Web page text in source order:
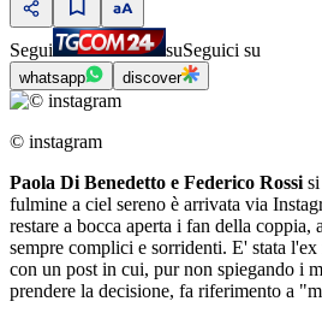
Segui suSeguici su
whatsapp discover
© instagram
Paola Di Benedetto e Federico Rossi
fulmine a ciel sereno è arrivata via
restare a bocca aperta i fan della coppia,
sempre complici e sorridenti. E' stata
con un post in cui, pur non spiegando i
prendere la decisione, fa riferimento a